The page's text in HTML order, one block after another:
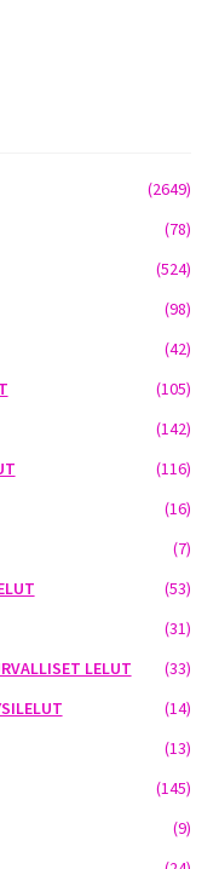
(2649)
(78)
(524)
(98)
(42)
(105)
(142)
(116)
(16)
(7)
(53)
(31)
LELUT
(33)
(14)
(13)
(145)
(9)